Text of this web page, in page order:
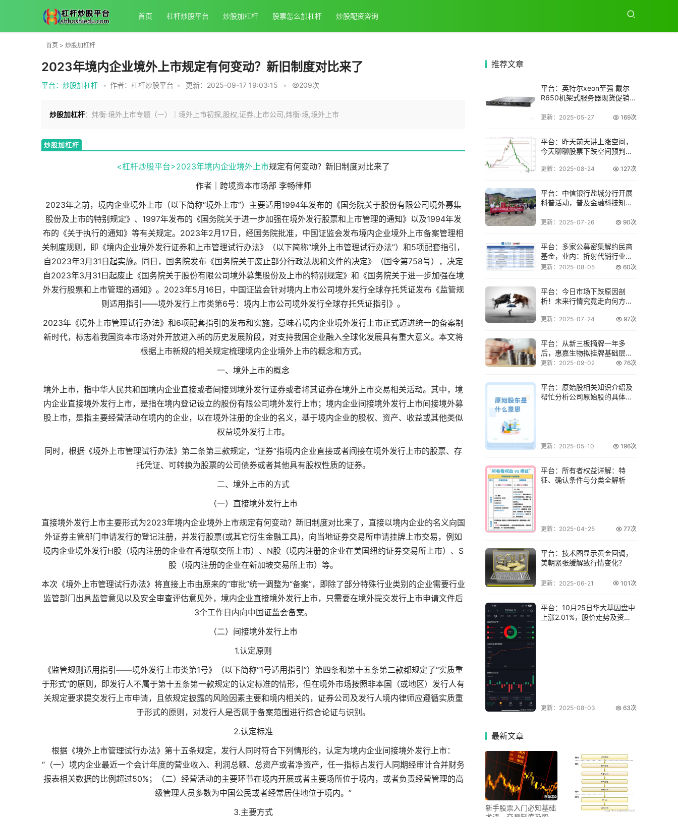
首页 杠杆炒股平台 炒股加杠杆 股票怎么加杠杆 炒股配资咨询
首页 > 炒股加杠杆
2023年境内企业境外上市规定有何变动？新旧制度对比来了
平台：炒股加杠杆 • 作者：杠杆炒股平台 • 更新：2025-09-17 19:03:15 • 209次
炒股加杠杆：炜衡·境外上市专题（一）｜境外上市初探,股权,证券,上市公司,炜衡·境,境外上市
炒股加杠杆
<杠杆炒股平台>2023年境内企业境外上市规定有何变动？新旧制度对比来了
作者｜跨境资本市场部 李畅律师
2023年之前，境内企业境外上市（以下简称“境外上市”）主要适用1994年发布的《国务院关于股份有限公司境外募集
股份及上市的特别规定》、1997年发布的《国务院关于进一步加强在境外发行股票和上市管理的通知》以及1994年发
布的《关于执行的通知》等有关规定。2023年2月17日，经国务院批准，中国证监会发布境内企业境外上市备案管理相
关制度规则，即《境内企业境外发行证券和上市管理试行办法》（以下简称“境外上市管理试行办法”）和5项配套指引，
自2023年3月31日起实施。同日，国务院发布《国务院关于废止部分行政法规和文件的决定》（国令第758号），决定
自2023年3月31日起废止《国务院关于股份有限公司境外募集股份及上市的特别规定》和《国务院关于进一步加强在境
外发行股票和上市管理的通知》。2023年5月16日，中国证监会针对境内上市公司境外发行全球存托凭证发布《监管规
则适用指引——境外发行上市类第6号：境内上市公司境外发行全球存托凭证指引》。
2023年《境外上市管理试行办法》和6项配套指引的发布和实施，意味着境内企业境外发行上市正式迈进统一的备案制
新时代，标志着我国资本市场对外开放进入新的历史发展阶段，对支持我国企业融入全球化发展具有重大意义。本文将
根据上市新规的相关规定梳理境内企业境外上市的概念和方式。
一、境外上市的概念
境外上市，指中华人民共和国境内企业直接或者间接到境外发行证券或者将其证券在境外上市交易相关活动。其中，境
内企业直接境外发行上市，是指在境内登记设立的股份有限公司境外发行上市；境内企业间接境外发行上市间接境外募
股上市，是指主要经营活动在境内的企业，以在境外注册的企业的名义，基于境内企业的股权、资产、收益或其他类似
权益境外发行上市。
同时，根据《境外上市管理试行办法》第二条第三款规定，“证券”指境内企业直接或者间接在境外发行上市的股票、存
托凭证、可转换为股票的公司债券或者其他具有股权性质的证券。
二、境外上市的方式
（一）直接境外发行上市
直接境外发行上市主要形式为2023年境内企业境外上市规定有何变动？新旧制度对比来了，直接以境内企业的名义向国
外证券主管部门申请发行的登记注册，并发行股票(或其它衍生金融工具)，向当地证券交易所申请挂牌上市交易，例如
境内企业境外发行H股（境内注册的企业在香港联交所上市）、N股（境内注册的企业在美国纽约证券交易所上市）、S
股（境内注册的企业在新加坡交易所上市）等。
本次《境外上市管理试行办法》将直接上市由原来的“审批”统一调整为“备案”，即除了部分特殊行业类别的企业需要行业
监管部门出具监管意见以及安全审查评估意见外，境内企业直接境外发行上市，只需要在境外提交发行上市申请文件后
3个工作日内向中国证监会备案。
（二）间接境外发行上市
1.认定原则
《监管规则适用指引——境外发行上市类第1号》（以下简称“1号适用指引”）第四条和第十五条第二款都规定了“实质重
于形式”的原则，即发行人不属于第十五条第一款规定的认定标准的情形，但在境外市场按照非本国（或地区）发行人有
关规定要求提交发行上市申请，且依规定披露的风险因素主要和境内相关的，证券公司及发行人境内律师应遵循实质重
于形式的原则，对发行人是否属于备案范围进行综合论证与识别。
2.认定标准
根据《境外上市管理试行办法》第十五条规定，发行人同时符合下列情形的，认定为境内企业间接境外发行上市：
“（一）境内企业最近一个会计年度的营业收入、利润总额、总资产或者净资产，任一指标占发行人同期经审计合并财务
报表相关数据的比例超过50%；（二）经营活动的主要环节在境内开展或者主要场所位于境内，或者负责经营管理的高
级管理人员多数为中国公民或者经常居住地位于境内。”
3.主要方式
推荐文章
平台：英特尔xeon至强 戴尔
R650机架式服务器现货促销，
更新：2025-05-27 169次
平台：昨天前天讲上涨空间，
今天聊聊股票下跌空间预判及
更新：2025-08-24 127次
平台：中信银行盐城分行开展
科普活动，普及金融科技知
更新：2025-07-26 90次
平台：多家公募密集解约民商
基金，业内：折射代销行业渠
道变革
更新：2025-08-05 60次
平台：今日市场下跌原因剖
析！未来行情究竟走向何方？
更新：2025-07-24 97次
平台：从新三板摘牌一年多
后，惠嘉生物拟挂牌基础层并
收到反馈意见
更新：2025-09-02 76次
平台：原始股相关知识介绍及
帮忙分析公司原始股的具体情
更新：2025-05-10 196次
平台：所有者权益详解：特
征、确认条件与分类全解析
更新：2025-04-25 77次
平台：技术图显示黄金回调，
美朝紧张缓解致行情变化？
更新：2025-06-21 101次
平台：10月25日华大基因盘中
上涨2.01%，股价走势及资金
更新：2025-08-03 63次
最新文章
新手股票入门必知基础